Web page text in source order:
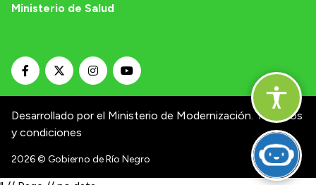
Ministerio de Salud
Desarrollado por el Ministerio de Modernización. Términos
y condiciones
2026© Gobierno de Río Negro